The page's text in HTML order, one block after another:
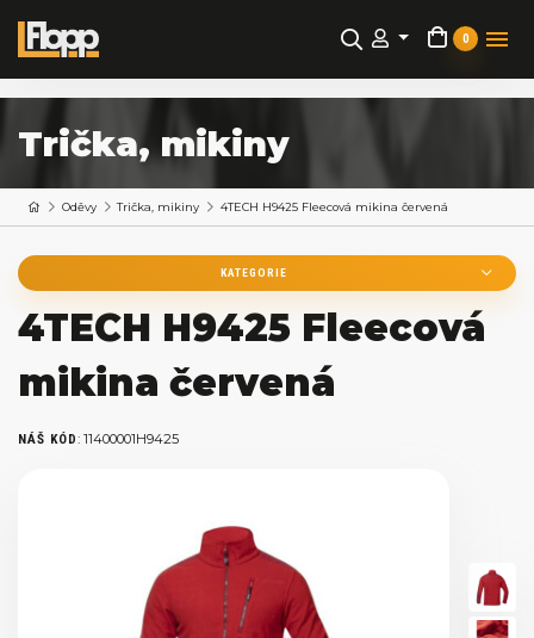
0
Trička, mikiny
Oděvy Trička, mikiny 4TECH H9425 Fleecová mikina červená
KATEGORIE
4TECH H9425 Fleecová
mikina červená
NÁŠ KÓD: 11400001H9425